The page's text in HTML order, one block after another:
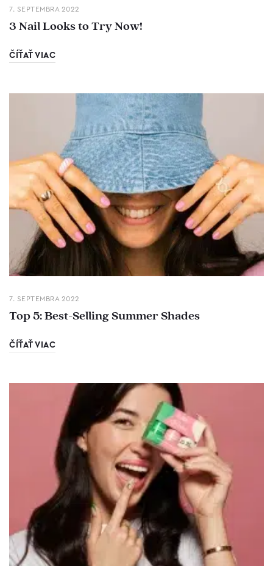
7. SEPTEMBRA 2022
3 Nail Looks to Try Now!
ČÍŤAŤ VIAC
7. SEPTEMBRA 2022
Top 5: Best-Selling Summer Shades
ČÍŤAŤ VIAC